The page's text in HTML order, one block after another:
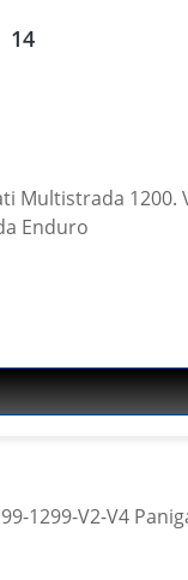
14
ist 530 / 15Z. Material: Stahl Passend für: ·
Enduro